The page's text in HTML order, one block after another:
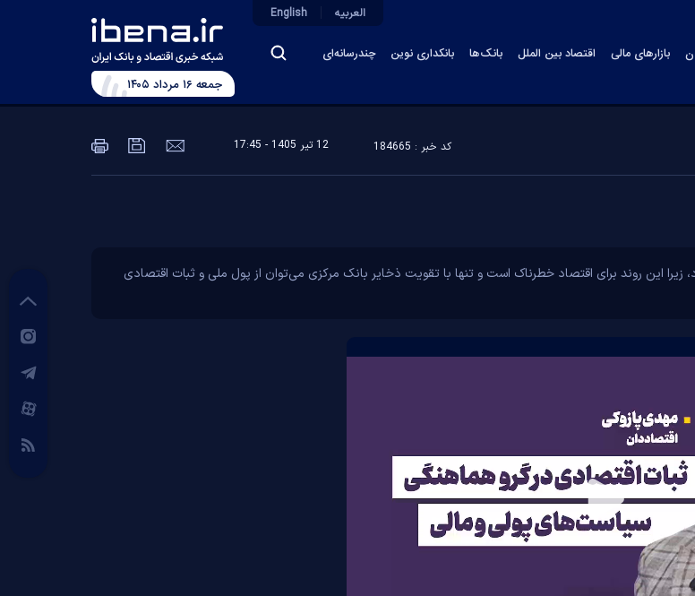
بازارهای مالی اقتصاد بین الملل بانک‌ها بانکداری نوین چندرسانه‌ای
العربیه English
جمعه ۱۶ مرداد ۱۴۰۵
کد خبر : 184665 12 تير 1405 - 17:45
این روند برای اقتصاد خطرناک است و تنها با تقویت ذخایر بانک مرکزی می‌توان از پول ملی و ثبات اقتصادی
Play
Video